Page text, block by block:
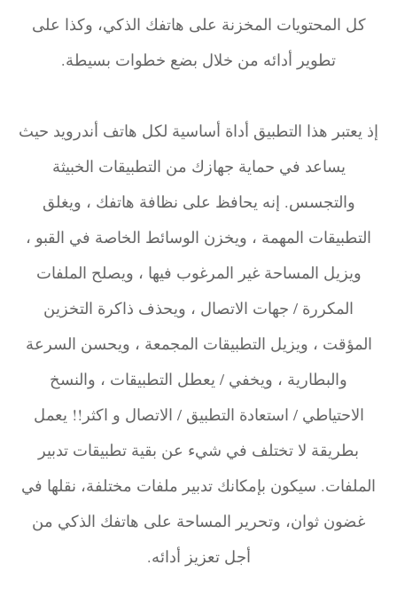
كل المحتويات المخزنة على هاتفك الذكي، وكذا على
تطوير أدائه من خلال بضع خطوات بسيطة.
إذ يعتبر هذا التطبيق أداة أساسية لكل هاتف أندرويد حيث
يساعد في حماية جهازك من التطبيقات الخبيثة
والتجسس. إنه يحافظ على نظافة هاتفك ، ويغلق
التطبيقات المهمة ، ويخزن الوسائط الخاصة في القبو ،
ويزيل المساحة غير المرغوب فيها ، ويصلح الملفات
المكررة / جهات الاتصال ، ويحذف ذاكرة التخزين
المؤقت ، ويزيل التطبيقات المجمعة ، ويحسن السرعة
والبطارية ، ويخفي / يعطل التطبيقات ، والنسخ
الاحتياطي / استعادة التطبيق / الاتصال و اكثر!! يعمل
بطريقة لا تختلف في شيء عن بقية تطبيقات تدبير
الملفات. سيكون بإمكانك تدبير ملفات مختلفة، نقلها في
غضون ثوان، وتحرير المساحة على هاتفك الذكي من
أجل تعزيز أدائه.